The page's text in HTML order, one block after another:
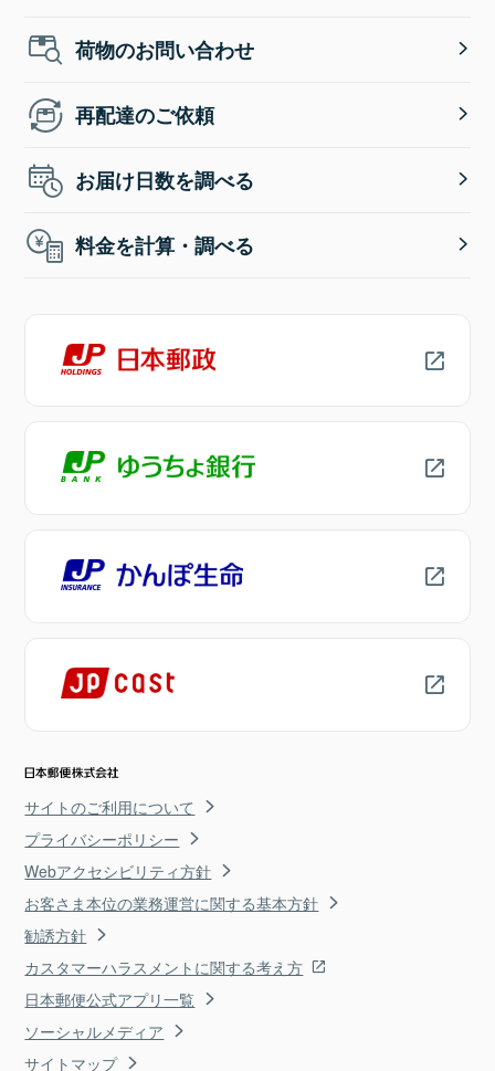
荷物のお問い合わせ
再配達のご依頼
お届け日数を調べる
料金を計算・調べる
サイトのご利用について
プライバシーポリシー
Webアクセシビリティ方針
お客さま本位の業務運営に関する基本方針
勧誘方針
カスタマーハラスメントに関する考え方
日本郵便公式アプリ一覧
ソーシャルメディア
サイトマップ